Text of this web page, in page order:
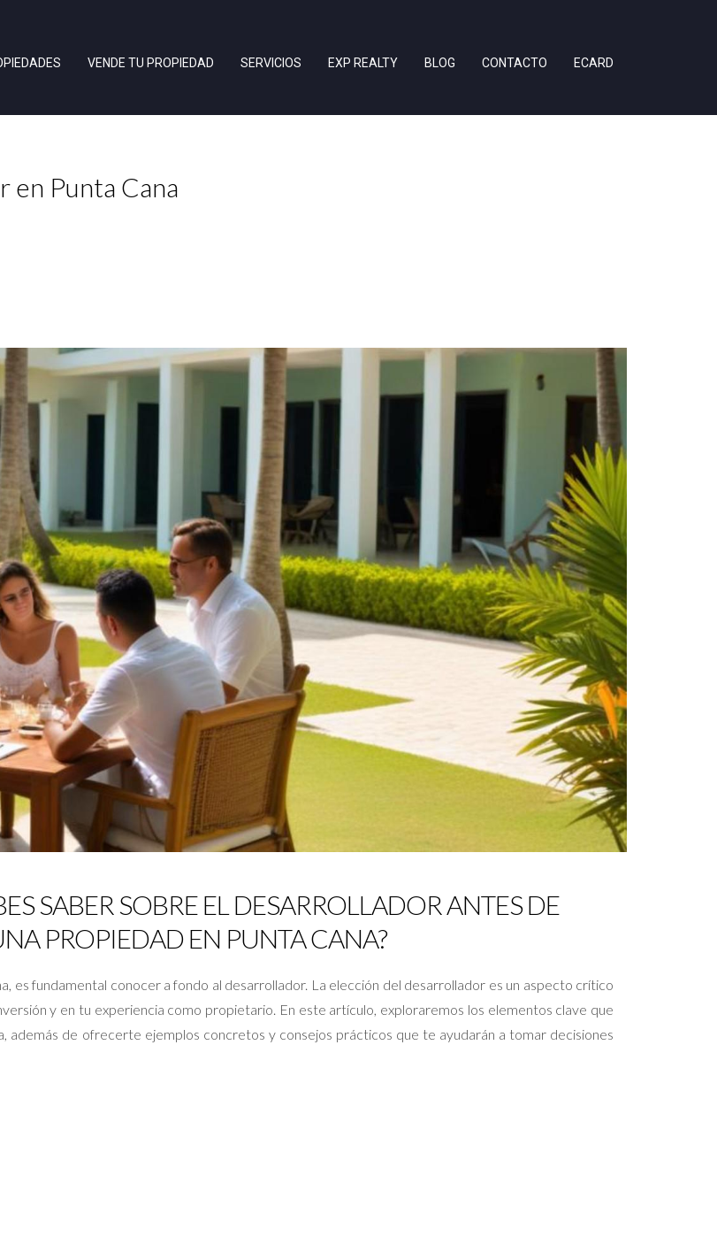
VENDE TU PROPIEDAD SERVICIOS EXP REALTY BLOG CONTACTO ECARD
en Punta Cana
SABER SOBRE EL DESARROLLADOR ANTES DE
PROPIEDAD EN PUNTA CANA?
es fundamental conocer a fondo al desarrollador. La elección del desarrollador es un aspecto crítico
y en tu experiencia como propietario. En este artículo, exploraremos los elementos clave que
además de ofrecerte ejemplos concretos y consejos prácticos que te ayudarán a tomar decisiones